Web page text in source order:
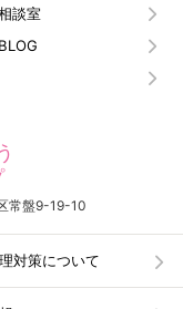
談室
常盤9-19-10
対策について